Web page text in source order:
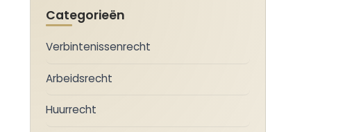
Categorieën
Verbintenissenrecht
Arbeidsrecht
Huurrecht